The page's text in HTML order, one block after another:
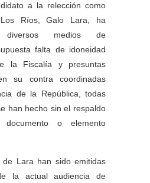
a la relección como
Ríos, Galo Lara, ha
medios de
falta de idoneidad
la Fiscalía y presuntas
su contra coordinadas
de la República, todas
han hecho sin el respaldo
o elemento
de Lara han sido emitidas
la actual audiencia de